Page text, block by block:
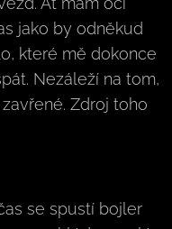
jako by odněkud
které mě dokonce
Nezáleží na tom,
Zdroj toho
se spustí bojler